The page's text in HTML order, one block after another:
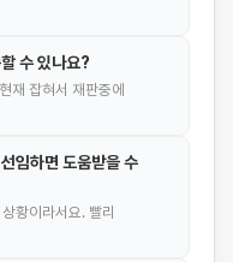
수 있나요?
재 잡혀서 재판중에
임하면 도움받을 수
황이라서요. 빨리